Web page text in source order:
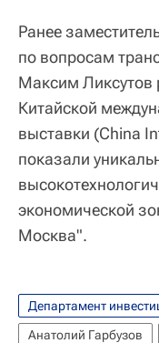
Ранее
по вопросам
Максим Ликсутов
Китайской
выставки (China
показали
экономической
Москва".
Анатолий Гарбузов